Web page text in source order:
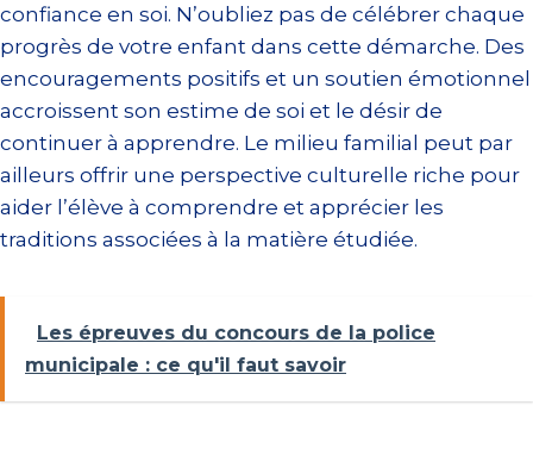
confiance en soi. N’oubliez pas de célébrer chaque
progrès de votre enfant dans cette démarche. Des
encouragements positifs et un soutien émotionnel
accroissent son estime de soi et le désir de
continuer à apprendre. Le milieu familial peut par
ailleurs offrir une perspective culturelle riche pour
aider l’élève à comprendre et apprécier les
traditions associées à la matière étudiée.
Les épreuves du concours de la police
municipale : ce qu'il faut savoir